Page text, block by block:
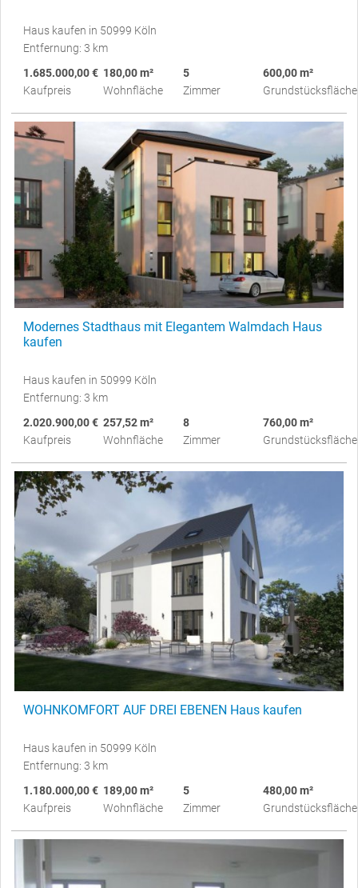
Haus kaufen in 50999 Köln
Entfernung: 3 km
1.685.000,00 €
Kaufpreis
180,00 m²
Wohnfläche
5
Zimmer
600,00 m²
Grundstücksfläche
Modernes Stadthaus mit Elegantem Walmdach Haus
kaufen
Haus kaufen in 50999 Köln
Entfernung: 3 km
2.020.900,00 €
Kaufpreis
257,52 m²
Wohnfläche
8
Zimmer
760,00 m²
Grundstücksfläche
WOHNKOMFORT AUF DREI EBENEN Haus kaufen
Haus kaufen in 50999 Köln
Entfernung: 3 km
1.180.000,00 €
Kaufpreis
189,00 m²
Wohnfläche
5
Zimmer
480,00 m²
Grundstücksfläche